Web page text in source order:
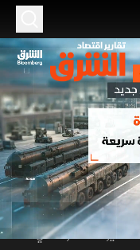
00:12/ 01:46
تسلح جديد
الاعتماد على الطائرات
مدفوعا بالحروب الحديثة
النووية تحديث ترساناتها،
وسط تغيرات متسارعة في